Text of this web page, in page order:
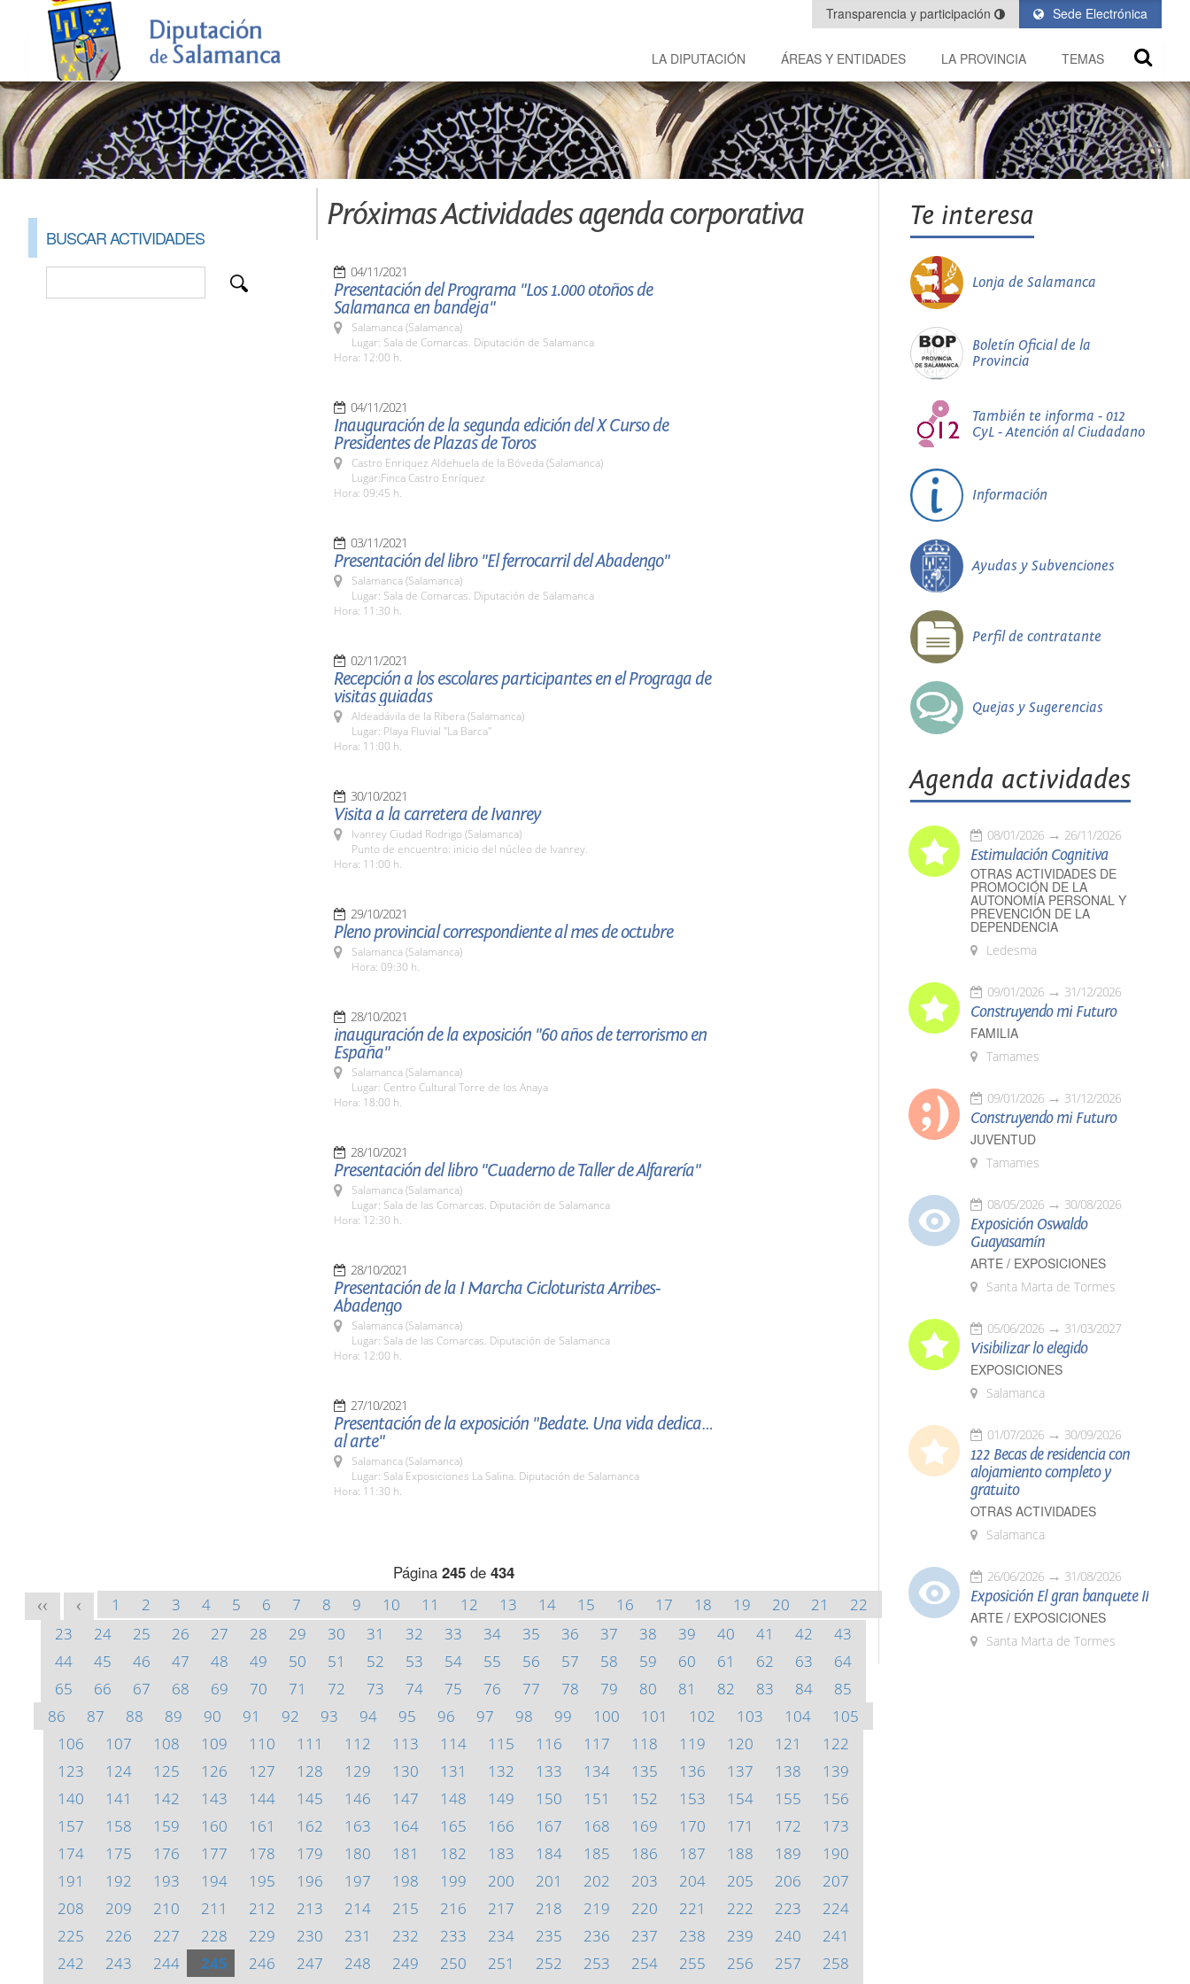
Sede Electrónica
Transparencia y participación
LA DIPUTACIÓN ÁREAS Y ENTIDADES LA PROVINCIA TEMAS
BUSCAR ACTIVIDADES
Próximas Actividades agenda corporativa
04/11/2021
Presentación del Programa "Los 1.000 otoños de
Salamanca en bandeja"
Salamanca (Salamanca)
Lugar: Sala de Comarcas. Diputación de Salamanca
Hora: 12:00 h.
04/11/2021
Inauguración de la segunda edición del X Curso de
Presidentes de Plazas de Toros
Castro Enriquez Aldehuela de la Bóveda (Salamanca)
Lugar:Finca Castro Enríquez
Hora: 09:45 h.
03/11/2021
Presentación del libro "El ferrocarril del Abadengo"
Salamanca (Salamanca)
Lugar: Sala de Comarcas. Diputación de Salamanca
Hora: 11:30 h.
02/11/2021
Recepción a los escolares participantes en el Prograga de
visitas guiadas
Aldeadávila de la Ribera (Salamanca)
Lugar: Playa Fluvial "La Barca"
Hora: 11:00 h.
30/10/2021
Visita a la carretera de Ivanrey
Ivanrey Ciudad Rodrigo (Salamanca)
Punto de encuentro: inicio del núcleo de Ivanrey.
Hora: 11:00 h.
29/10/2021
Pleno provincial correspondiente al mes de octubre
Salamanca (Salamanca)
Hora: 09:30 h.
28/10/2021
inauguración de la exposición "60 años de terrorismo en
España"
Salamanca (Salamanca)
Lugar: Centro Cultural Torre de los Anaya
Hora: 18:00 h.
28/10/2021
Presentación del libro "Cuaderno de Taller de Alfarería"
Salamanca (Salamanca)
Lugar: Sala de las Comarcas. Diputación de Salamanca
Hora: 12:30 h.
28/10/2021
Presentación de la I Marcha Cicloturista Arribes-
Abadengo
Salamanca (Salamanca)
Lugar: Sala de las Comarcas. Diputación de Salamanca
Hora: 12:00 h.
27/10/2021
Presentación de la exposición "Bedate. Una vida dedicada
al arte"
Salamanca (Salamanca)
Lugar: Sala Exposiciones La Salina. Diputación de Salamanca
Hora: 11:30 h.
Página 245de 434
<< < 1 2 3 4 5 6 7 8 9 10 11 12 13 14 15 16 17 18 19 20 21
22
23
24 25 26 27 28 29 30 31 32 33 34 35 36 37 38 39 40 41 42
43
44
45 46 47 48 49 50 51 52 53 54 55 56 57 58 59 60 61 62 63
64
65
66 67 68 69 70 71 72 73 74 75 76 77 78 79 80 81 82 83 84
85
86
87 88 89 90 91 92 93 94 95 96 97 98 99 100 101 102 103 104
105
106
107 108 109 110 111 112 113 114 115 116 117 118 119 120 121
122
123
124 125 126 127 128 129 130 131 132 133 134 135 136 137 138
139
140
141 142 143 144 145 146 147 148 149 150 151 152 153 154 155
156
157
158 159 160 161 162 163 164 165 166 167 168 169 170 171 172
173
174
175 176 177 178 179 180 181 182 183 184 185 186 187 188 189
190
191
192 193 194 195 196 197 198 199 200 201 202 203 204 205 206
207
208
209 210 211 212 213 214 215 216 217 218 219 220 221 222 223
224
225
226 227 228 229 230 231 232 233 234 235 236 237 238 239 240
241
242
243 244 245 246 247 248 249 250 251 252 253 254 255 256 257
258
Te interesa
Lonja de Salamanca
Boletín Oficial de la
Provincia
También te informa - 012
CyL - Atención al Ciudadano
Información
Ayudas y Subvenciones
Perfil de contratante
Quejas y Sugerencias
Agenda actividades
08/01/2026 26/11/2026
Estimulación Cognitiva
OTRAS ACTIVIDADES DE
PROMOCIÓN DE LA
AUTONOMÍA PERSONAL Y
PREVENCIÓN DE LA
DEPENDENCIA
Ledesma
09/01/2026 31/12/2026
Construyendo mi Futuro
FAMILIA
Tamames
09/01/2026 31/12/2026
Construyendo mi Futuro
JUVENTUD
Tamames
08/05/2026 30/08/2026
Exposición Oswaldo
Guayasamín
ARTE / EXPOSICIONES
Santa Marta de Tormes
05/06/2026 31/03/2027
Visibilizar lo elegido
EXPOSICIONES
Salamanca
01/07/2026 30/09/2026
122 Becas de residencia con
alojamiento completo y
gratuito
OTRAS ACTIVIDADES
Salamanca
26/06/2026 31/08/2026
Exposición El gran banquete II
ARTE / EXPOSICIONES
Santa Marta de Tormes